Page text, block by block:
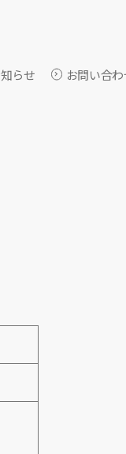
らせ お問い合